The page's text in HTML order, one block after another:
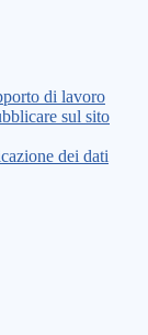
di lavoro
sul sito
dei dati